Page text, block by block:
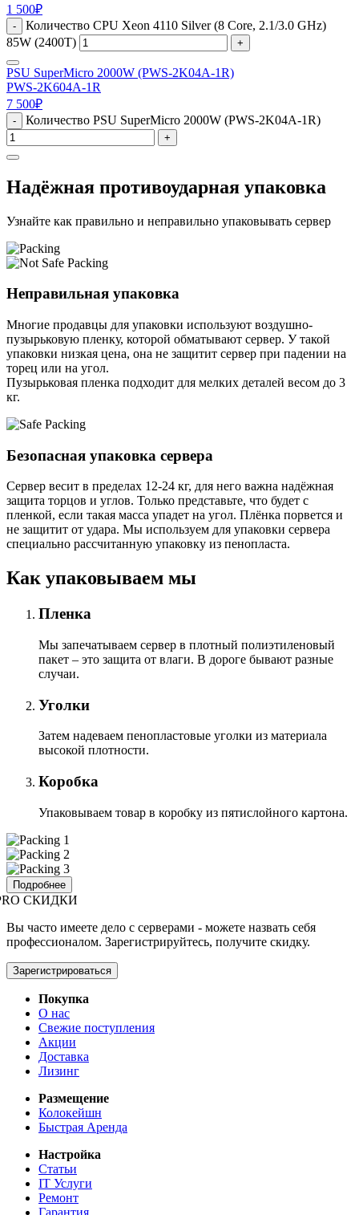
1 500₽
-
Количество CPU Xeon 4110 Silver (8 Core, 2.1/3.0 GHz)
85W (2400T)
+
PSU SuperMicro 2000W (PWS-2K04A-1R)
PWS-2K604A-1R
7 500₽
- Количество PSU SuperMicro 2000W (PWS-2K04A-1R)
+
Надёжная противоударная упаковка
Узнайте как правильно и неправильно упаковывать сервер
Неправильная упаковка
Многие продавцы для упаковки используют воздушно-
пузырьковую пленку, которой обматывают сервер. У такой
упаковки низкая цена, она не защитит сервер при падении на
торец или на угол.
Пузырьковая пленка подходит для мелких деталей весом до 3
кг.
Безопасная упаковка сервера
Сервер весит в пределах 12-24 кг, для него важна надёжная
защита торцов и углов. Только представьте, что будет с
пленкой, если такая масса упадет на угол. Плёнка порвется и
не защитит от удара. Мы используем для упаковки сервера
специально расcчитанную упаковку из пенопласта.
Как упаковываем мы
Пленка
Мы запечатываем сервер в плотный полиэтиленовый
пакет – это защита от влаги. В дороге бывают разные
случаи.
Уголки
Затем надеваем пенопластовые уголки из материала
высокой плотности.
Коробка
Упаковываем товар в коробку из пятислойного картона.
Подробнее
СКИДКИ
Вы часто имеете дело с серверами - можете назвать себя
профессионалом. Зарегистрируйтесь, получите скидку.
Зарегистрироваться
Покупка
О нас
Свежие поступления
Акции
Доставка
Лизинг
Размещение
Колокейшн
Быстрая Аренда
Настройка
Статьи
IT Услуги
Ремонт
Гарантия